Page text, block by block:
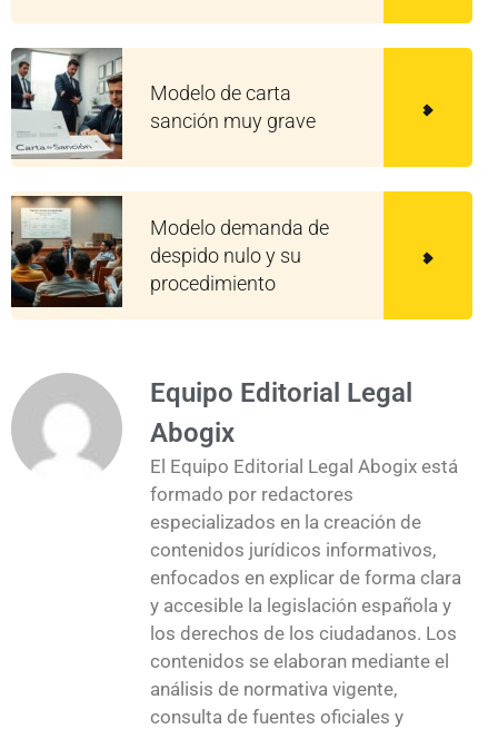
Modelo de carta
sanción muy grave
Modelo demanda de
despido nulo y su
procedimiento
Equipo Editorial Legal
Abogix
El Equipo Editorial Legal Abogix está
formado por redactores
especializados en la creación de
contenidos jurídicos informativos,
enfocados en explicar de forma clara
y accesible la legislación española y
los derechos de los ciudadanos. Los
contenidos se elaboran mediante el
análisis de normativa vigente,
consulta de fuentes oficiales y